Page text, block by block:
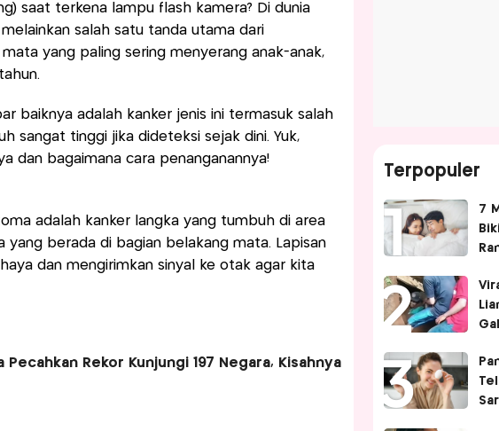
saat terkena lampu flash kamera? Di dunia
salah satu tanda utama dari
yang paling sering menyerang anak-anak,
baiknya adalah kanker jenis ini termasuk salah
sangat tinggi jika dideteksi sejak dini. Yuk,
dan bagaimana cara penanganannya!
adalah kanker langka yang tumbuh di area
yang berada di bagian belakang mata. Lapisan
dan mengirimkan sinyal ke otak agar kita
Rekor Kunjungi 197 Negara, Kisahnya
Terpopuler
7